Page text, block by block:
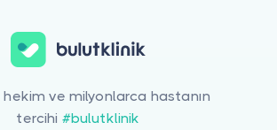
hekim ve milyonlarca hastanın
tercihi #bulutklinik